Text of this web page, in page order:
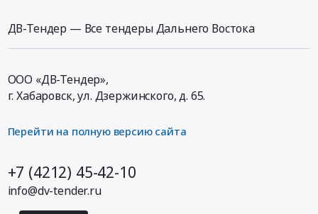
ДВ-Тендер — Все тендеры Дальнего Востока
ООО «ДВ-Тендер»,
г. Хабаровск,ул. Дзержинского, д. 65.
Перейти на полную версию сайта
+7 (4212) 45-42-10
info@dv-tender.ru